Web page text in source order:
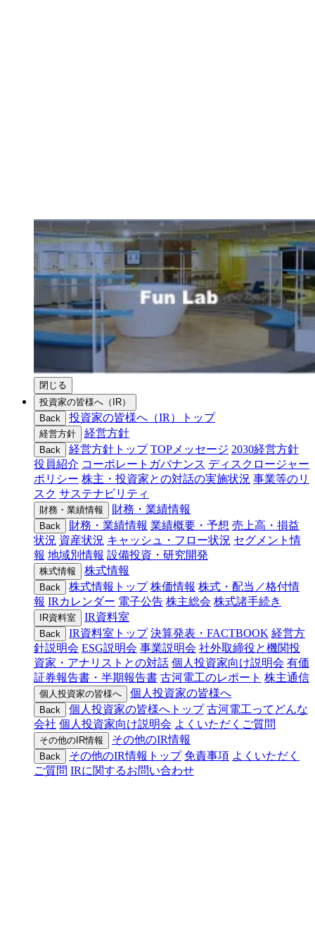
閉じる
投資家の皆様へ（IR）
Back
投資家の皆様へ（IR）トップ
経営方針 経営方針
Back 経営方針トップ TOPメッセージ 2030経営方針
役員紹介 コーポレートガバナンス ディスクロージャー
ポリシー 株主・投資家との対話の実施状況 事業等のリ
スク サステナビリティ
財務・業績情報 財務・業績情報
Back 財務・業績情報 業績概要・予想 売上高・損益
状況 資産状況 キャッシュ・フロー状況 セグメント情
報 地域別情報 設備投資・研究開発
株式情報 株式情報
Back 株式情報トップ 株価情報 株式・配当／格付情
報 IRカレンダー 電子公告 株主総会 株式諸手続き
IR資料室 IR資料室
Back IR資料室トップ 決算発表・FACTBOOK 経営方
針説明会 ESG説明会 事業説明会 社外取締役と機関投
資家・アナリストとの対話 個人投資家向け説明会 有価
証券報告書・半期報告書 古河電工のレポート 株主通信
個人投資家の皆様へ 個人投資家の皆様へ
Back 個人投資家の皆様へトップ 古河電工ってどんな
会社 個人投資家向け説明会 よくいただくご質問
その他のIR情報 その他のIR情報
Back その他のIR情報トップ 免責事項 よくいただく
ご質問 IRに関するお問い合わせ